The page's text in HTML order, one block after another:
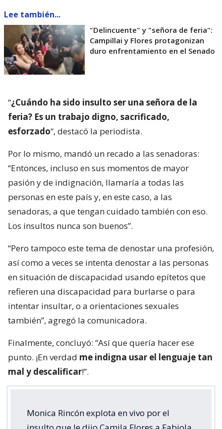
Lee también...
"Delincuente" y "señora de feria":
Campillai y Flores protagonizan
duro enfrentamiento en el Senado
“¿Cuándo ha sido insulto ser una señora de la
feria? Es un trabajo digno, sacrificado,
esforzado“, destacó la periodista.
Por lo mismo, mandó un recado a las senadoras:
“Entonces, incluso en sus momentos de mayor
pasión y de indignación, llamaría a todas las
personas en este país y, en este caso, a las
senadoras, a que tengan cuidado también con eso.
Los insultos nunca son buenos”.
“Pero tampoco este tema de denostar una profesión,
así como a veces se intenta denostar a las personas
en situación de discapacidad usando epítetos que
refieren una discapacidad para burlarse o para
intentar insultar, o a orientaciones sexuales
también”, agregó la comunicadora.
Finalmente, concluyó: “Así que quería hacer ese
punto. ¡En verdad me indigna usar el lenguaje tan
mal y descalificar!”.
Monica Rincón explota en vivo por el